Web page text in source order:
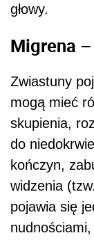
głowy.
Migrena
Zwiastuny
mogą mieć
skupienia,
do
kończyn,
widzenia
pojawia się